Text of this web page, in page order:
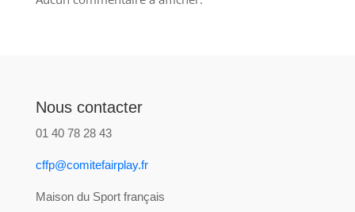
Nous contacter
01 40 78 28 43
cffp@comitefairplay.fr
Maison du Sport français